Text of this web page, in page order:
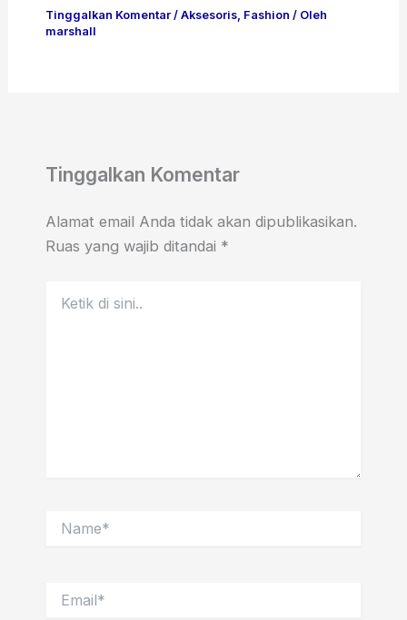
Tinggalkan Komentar / Aksesoris, Fashion / Oleh
marshall
Tinggalkan Komentar
Alamat email Anda tidak akan dipublikasikan.
Ruas yang wajib ditandai *